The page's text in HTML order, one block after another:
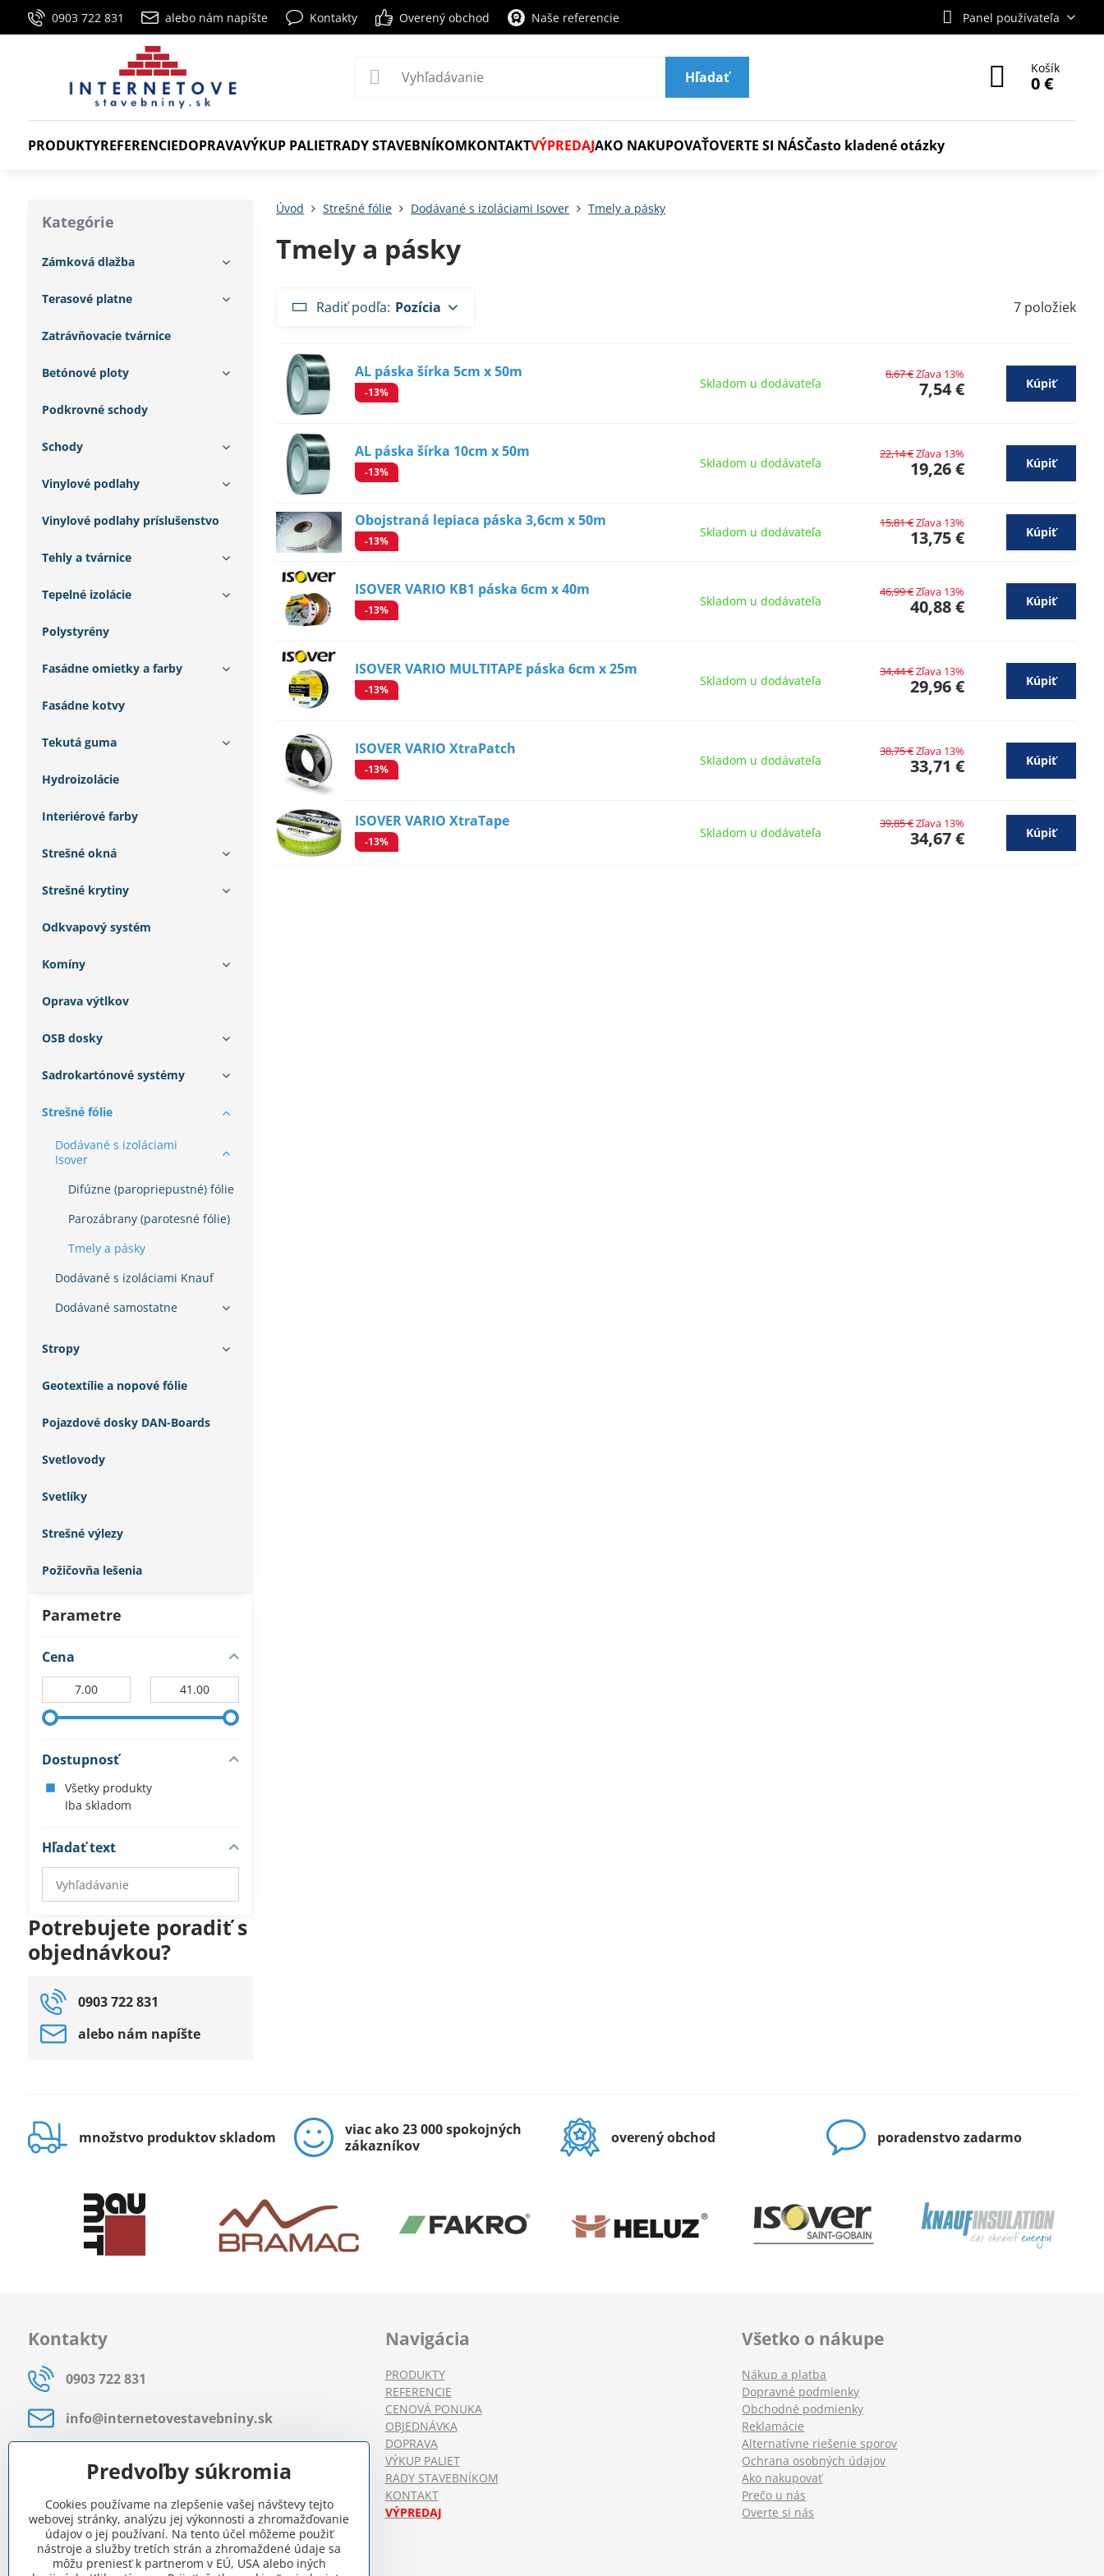
0903 722 831 alebo nám napíšte Kontakty Overený obchod Naše referencie Panel používateľa
Hľadať
Košík
0 €
PRODUKTYREFERENCIEDOPRAVAVÝKUP PALIETRADY STAVEBNÍKOMKONTAKTVÝPREDAJAKO NAKUPOVAŤOVERTE SI NÁSČasto kladené otázky
Úvod Strešné fólie Dodávané s izoláciami Isover Tmely a pásky
Tmely a pásky
Radiť podľa: Pozícia 7 položiek
AL páska šírka 5cm x 50m
-13%
Skladom u dodávateľa 7,54 €
8,67 €Zľava 13%
Kúpiť
AL páska šírka 10cm x 50m
-13%
Skladom u dodávateľa 19,26 €
22,14 €Zľava 13%
Kúpiť
Obojstraná lepiaca páska 3,6cm x 50m
-13%
Skladom u dodávateľa 13,75 €
15,81 €Zľava 13%
Kúpiť
ISOVER VARIO KB1 páska 6cm x 40m
-13%
Skladom u dodávateľa 40,88 €
46,99 €Zľava 13%
Kúpiť
ISOVER VARIO MULTITAPE páska 6cm x 25m
-13%
Skladom u dodávateľa 29,96 €
34,44 €Zľava 13%
Kúpiť
ISOVER VARIO XtraPatch
-13%
Skladom u dodávateľa 33,71 €
38,75 €Zľava 13%
Kúpiť
ISOVER VARIO XtraTape
-13%
Skladom u dodávateľa 34,67 €
39,85 €Zľava 13%
Kúpiť
Parametre
Cena
Dostupnosť
Všetky produkty
Iba skladom
Hľadať text
Prehľadať
výsledky
fulltextom
Potrebujete poradiť s
objednávkou?
0903 722 831
alebo nám napíšte
Kategórie
Zámková dlažba
Terasové platne
Zatrávňovacie tvárnice
Betónové ploty
Podkrovné schody
Schody
Vinylové podlahy
Vinylové podlahy príslušenstvo
Tehly a tvárnice
Tepelné izolácie
Polystyrény
Fasádne omietky a farby
Fasádne kotvy
Tekutá guma
Hydroizolácie
Interiérové farby
Strešné okná
Strešné krytiny
Odkvapový systém
Komíny
Oprava výtlkov
OSB dosky
Sadrokartónové systémy
Strešné fólie
Dodávané s izoláciami
Isover
Difúzne (paropriepustné) fólie
Parozábrany (parotesné fólie)
Tmely a pásky
Dodávané s izoláciami Knauf
Dodávané samostatne
Stropy
Geotextílie a nopové fólie
Pojazdové dosky DAN-Boards
Svetlovody
Svetlíky
Strešné výlezy
Požičovňa lešenia
množstvo produktov skladom
viac ako 23 000 spokojných
zákazníkov
overený obchod poradenstvo zadarmo
Kontakty
0903 722 831
info​@internetovestavebniny​.sk
Most pri Bratislave
Pon - Pia 8:00 - 11:30 a 12:15 - 15:30
Facebook
Navigácia
PRODUKTY
REFERENCIE
CENOVÁ PONUKA
OBJEDNÁVKA
DOPRAVA
VÝKUP PALIET
RADY STAVEBNÍKOM
KONTAKT
VÝPREDAJ
Všetko o nákupe
Nákup a platba
Dopravné podmienky
Obchodné podmienky
Reklamácie
Alternatívne riešenie sporov
Ochrana osobných údajov
Ako nakupovať
Prečo u nás
Overte si nás
Predvoľby súkromia
Cookies používame na zlepšenie vašej návštevy tejto
webovej stránky, analýzu jej výkonnosti a zhromažďovanie
údajov o jej používaní. Na tento účel môžeme použiť
nástroje a služby tretích strán a zhromaždené údaje sa
môžu preniesť k partnerom v EÚ, USA alebo iných